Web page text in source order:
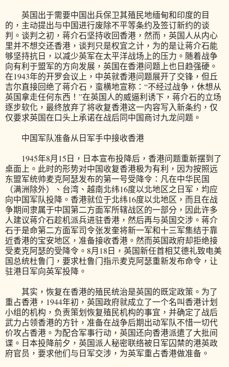
英国出于需要中国出兵保卫其殖民地缅甸和印度的目
的，主动提出与中国进行废除不平等条约及签订新约的谈
判。谈判之初，蒋介石坚持收回香港，然而，英国人从内心
里并不想交还香港，谈判只是权宜之计，为的是让蒋介石能
够坚持抗日，以减少英军在太平洋战场上的压力。随着战争
向有利于盟军的方向发展，英国在香港问题上也日趋强硬。
在1943年的开罗会议上，中英就香港问题展开了交锋，但丘
吉尔直接回绝了蒋介石，蛮横地宣称：“不经过战争，休想从
英国拿走任何东西！”在英国人的威逼利诱下，蒋介石的立场
逐步软化，最终放弃了将收复香港这一内容写入新条约，仅
仅要求英国在口头上承诺在战后同中国商讨九龙问题。
中国军队准备从日军手中接收香港
1945年8月15日，日本宣布投降后，香港问题重新摆到了
桌面上。此时的形势对中国收复香港极为有利，因为按照远
东盟军统帅麦克阿瑟发布的第一号受降令：凡在中华民国
（满洲除外）、台湾、越南北纬16度以北地区之日军，均应
向中国军队投降。香港就位于北纬16度以北地区，而且在战
争期间隶属于中国第二方面军所辖战区的一部分，因此许多
人建议蒋介石趁机派兵进驻香港，然后再与英国交涉。蒋介
石于是命第二方面军司令张发奎将新一军和十三军集结于靠
近香港的宝安地区，准备接收香港。然而英国政府却拒绝接
受麦克阿瑟的受降令。8月18日，英国新任首相艾德礼致电美
国总统杜鲁门，要求杜鲁门指示麦克阿瑟重新发布命令，让
驻港日军向英军投降。
其实，恢复在香港的殖民统治是英国的既定政策。为了
重占香港，1944年初，英国政府就成立了一个名叫香港计划
小组的机构，负责策划恢复殖民机构的事宜，并确定了战后
武力占领香港的方针，准备在战争后期出动军队不惜一切代
价攻占香港。为配合军事行动，英国还向香港派遣了大批间
谍。日本投降前夕，英国派人秘密联络被日军囚禁的港英政
府官员，要求他们与日军交涉，为英军重占香港做准备。